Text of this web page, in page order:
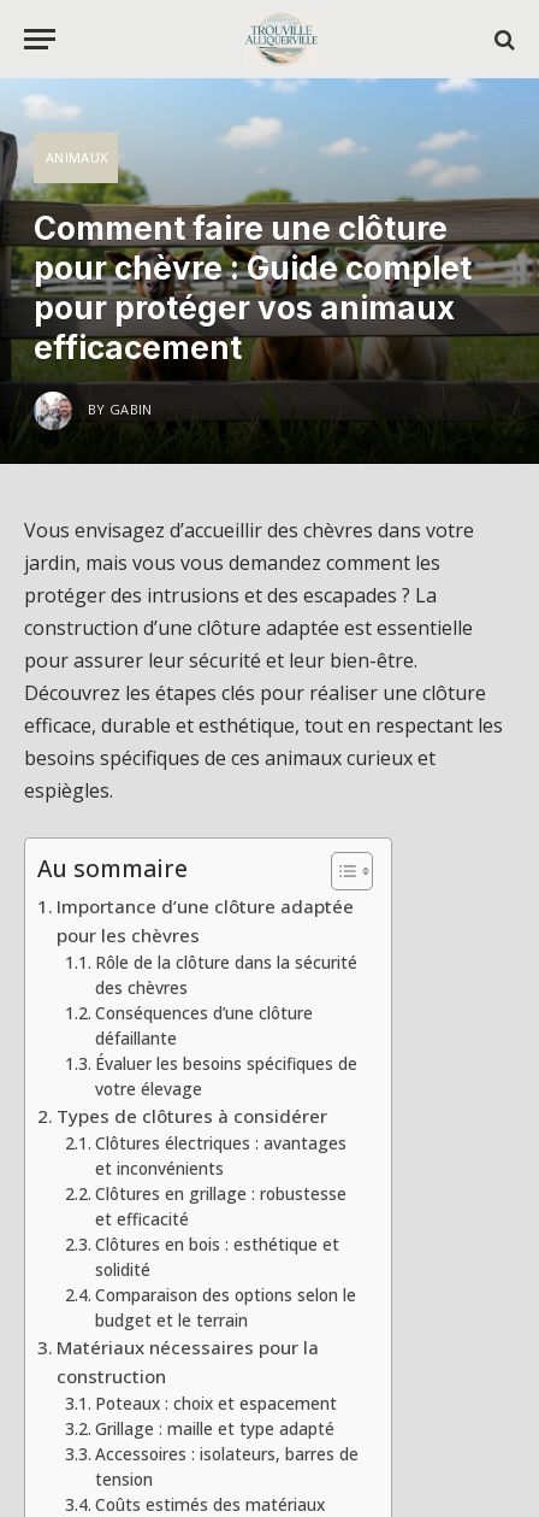
ANIMAUX
Comment faire une clôture
pour chèvre : Guide complet
pour protéger vos animaux
efficacement
BY GABIN
Vous envisagez d’accueillir des chèvres dans votre
jardin, mais vous vous demandez comment les
protéger des intrusions et des escapades ? La
construction d’une clôture adaptée est essentielle
pour assurer leur sécurité et leur bien-être.
Découvrez les étapes clés pour réaliser une clôture
efficace, durable et esthétique, tout en respectant les
besoins spécifiques de ces animaux curieux et
espiègles.
Au sommaire
Importance d’une clôture adaptée
pour les chèvres
Rôle de la clôture dans la sécurité
des chèvres
Conséquences d’une clôture
défaillante
Évaluer les besoins spécifiques de
votre élevage
Types de clôtures à considérer
Clôtures électriques : avantages
et inconvénients
Clôtures en grillage : robustesse
et efficacité
Clôtures en bois : esthétique et
solidité
Comparaison des options selon le
budget et le terrain
Matériaux nécessaires pour la
construction
Poteaux : choix et espacement
Grillage : maille et type adapté
Accessoires : isolateurs, barres de
tension
Coûts estimés des matériaux